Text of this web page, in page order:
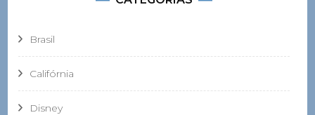
Brasil
Califórnia
Disney